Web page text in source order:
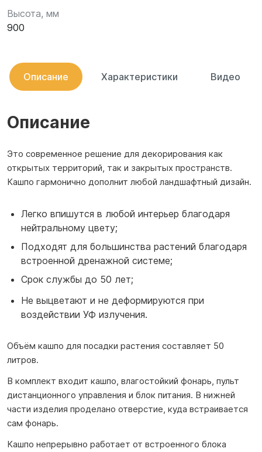
Высота, мм
900
Описание Характеристики Видео
Описание
Это современное решение для декорирования как
открытых территорий, так и закрытых пространств.
Кашпо гармонично дополнит любой ландшафтный дизайн.
Легко впишутся в любой интерьер благодаря
нейтральному цвету;
Подходят для большинства растений благодаря
встроенной дренажной системе;
Срок службы до 50 лет;
Не выцветают и не деформируются при
воздействии УФ излучения.
Объём кашпо для посадки растения составляет 50
литров.
В комплект входит кашпо, влагостойкий фонарь, пульт
дистанционного управления и блок питания. В нижней
части изделия проделано отверстие, куда встраивается
сам фонарь.
Кашпо непрерывно работает от встроенного блока